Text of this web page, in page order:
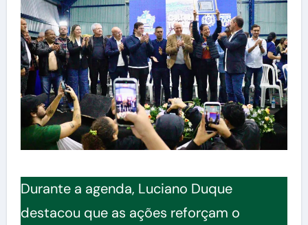
Durante a agenda, Luciano Duque
destacou que as ações reforçam o